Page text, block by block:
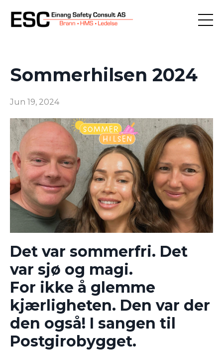
Sommerhilsen 2024
Jun 19, 2024
Det var sommerfri. Det
var sjø og magi.
For ikke å glemme
kjærligheten. Den var der
den også! I sangen til
Postgirobygget.